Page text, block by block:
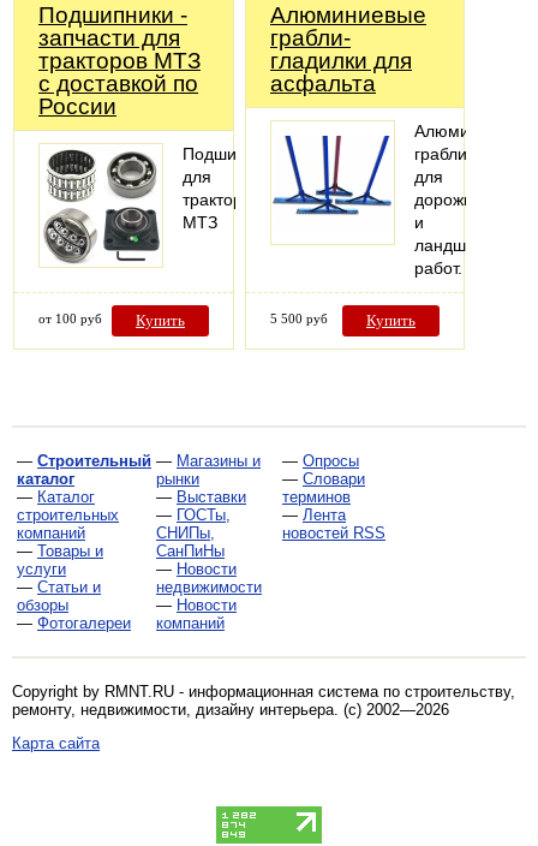
Подшипники -
запчасти для
тракторов МТЗ
с доставкой по
России
Подшипники
для
тракторов
МТЗ
от 100 руб Купить
Алюминиевые
грабли-
гладилки для
асфальта
Алюминиевые
грабли
для
дорожных
и
ландшафтных
работ.
5 500 руб Купить
— Строительный
каталог
— Каталог
строительных
компаний
— Товары и
услуги
— Статьи и
обзоры
— Фотогалереи
— Магазины и
рынки
— Выставки
— ГОСТы,
СНИПы,
СанПиНы
— Новости
недвижимости
— Новости
компаний
— Опросы
— Словари
терминов
— Лента
новостей RSS
Copyright by RMNT.RU - информационная система по строительству,
ремонту, недвижимости, дизайну интерьера . (c) 2002—2026
Карта сайта